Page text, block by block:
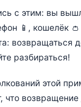
с этим: вы
📱, кошелёк
возвращаться
разбираться!
этой
что